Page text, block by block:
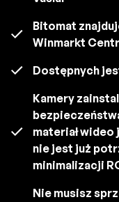
Bitomat
Winmarkt
Dostępnych
Kamery
materiał
nie jest już
minimalizacji
Nie musisz